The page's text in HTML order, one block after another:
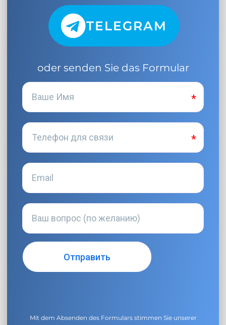
TELEGRAM
oder senden Sie das Formular
Mit dem Absenden des Formulars stimmen Sie unserer